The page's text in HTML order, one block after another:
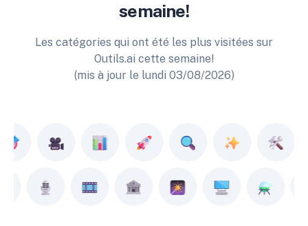
semaine!
Les catégories qui ont été les plus visitées sur
Outils.ai cette semaine!
(mis à jour le lundi 03/08/2026)